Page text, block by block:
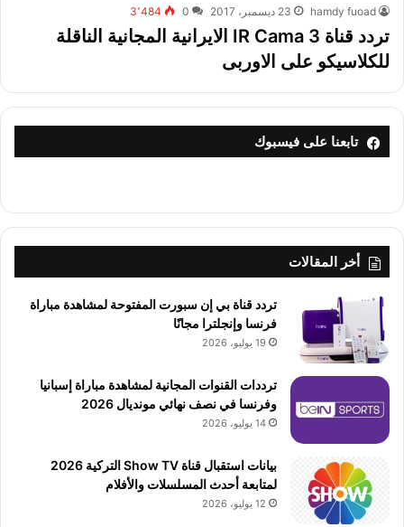
hamdy fuoad 23 ديسمبر، 2017 0 3٬484
تردد قناة IR Cama 3 الايرانية المجانية الناقلة
للكلاسيكو على الاوربى
تابعنا على فيسبوك
أخر المقالات
تردد قناة بي إن سبورت المفتوحة لمشاهدة مباراة
فرنسا وإنجلترا مجانًا
19 يوليو، 2026
ترددات القنوات المجانية لمشاهدة مباراة إسبانيا
وفرنسا في نصف نهائي مونديال 2026
14 يوليو، 2026
بيانات استقبال قناة Show TV التركية 2026
لمتابعة أحدث المسلسلات والأفلام
12 يوليو، 2026